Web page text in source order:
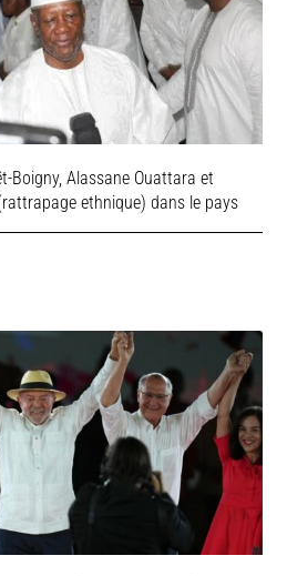
Boigny, Alassane Ouattara et
ethnique) dans le pays